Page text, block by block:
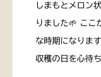
しまもとメロン
りました🌱 ここ
な時期になりま
収穫の日を心待